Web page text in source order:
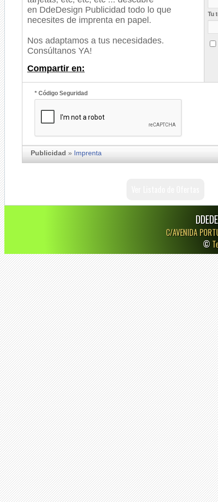
en DdeDesign Publicidad todo lo que
necesites de imprenta en papel.
Nos adaptamos a tus necesidades.
Consúltanos YA!
Compartir en:
Tu
* Código Seguridad
Publicidad » Imprenta
C/AVENIDA
©